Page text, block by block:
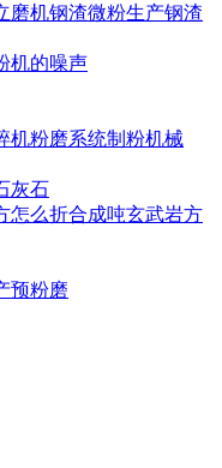
磨机钢渣微粉生产钢渣
机的噪声
机粉磨系统制粉机械
灰石
怎么折合成吨玄武岩方
预粉磨